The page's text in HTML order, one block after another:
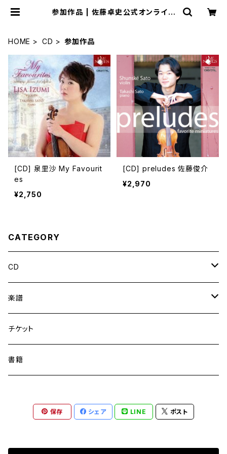
参加作品 | 佐藤卓史公式オンライン
HOME CD 参加作品
[CD] 泉里沙 My Favourit
es
¥2,750
[CD] preludes 佐藤俊介
¥2,970
CATEGORY
CD
ソロ
協奏曲
室内楽
楽譜
出版譜
PDFダウンロード
チケット
書籍
保存 シェア LINE ポスト